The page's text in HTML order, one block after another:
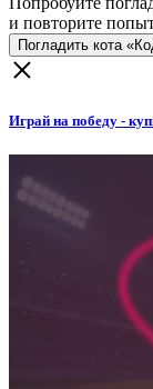
и повторите
Погладить кота
Играй на победу -